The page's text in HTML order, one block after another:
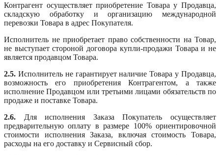
Контрагент осуществляет приобретение Товара у Продавца,
складскую обработку и организацию международной
перевозки Товара в адрес Покупателя.
Исполнитель не приобретает право собственности на Товар,
не выступает стороной договора купли-продажи Товара и не
является продавцом Товара.
2.5. Исполнитель не гарантирует наличие Товара у Продавца,
возможность его приобретения Контрагентом, а также
исполнение Продавцом или третьими лицами обязательств по
продаже и поставке Товара.
2.6. Для исполнения Заказа Покупатель осуществляет
предварительную оплату в размере 100% ориентировочной
стоимости исполнения Заказа, включая стоимость Товара,
расходы на его доставку и Сервисный сбор.